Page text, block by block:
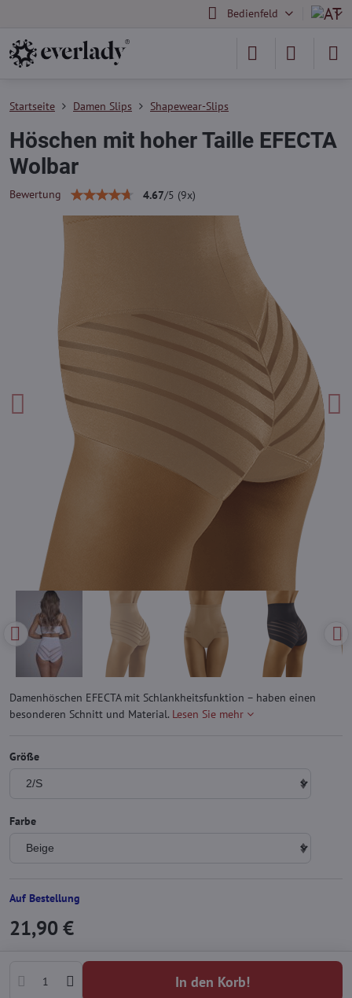
Bedienfeld
Startseite Damen Slips Shapewear-Slips
Höschen mit hoher Taille EFECTA
Wolbar
Bewertung 4.67/5 (9x)
Damenhöschen EFECTA mit Schlankheitsfunktion – haben einen
besonderen Schnitt und Material. Lesen Sie mehr
Größe
Farbe
Auf Bestellung
21,90 €
In den Korb!